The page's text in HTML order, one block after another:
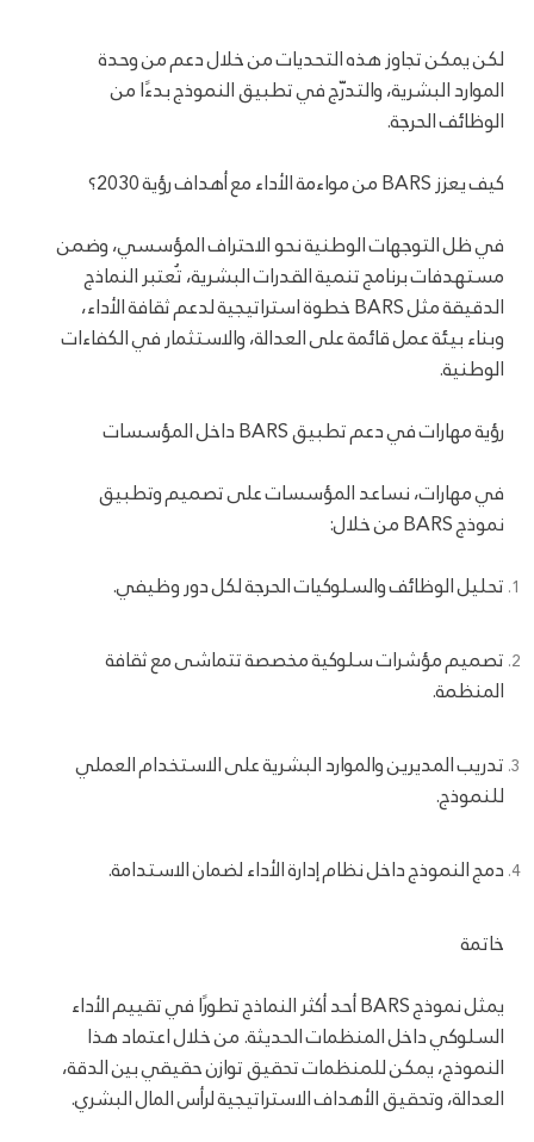
لكن يمكن تجاوز هذه التحديات من خلال دعم من وحدة
الموارد البشرية، والتدرّج في تطبيق النموذج بدءًا من
الوظائف الحرجة.
كيف يعزز BARS من مواءمة الأداء مع أهداف رؤية 2030؟
في ظل التوجهات الوطنية نحو الاحتراف المؤسسي، وضمن
مستهدفات برنامج تنمية القدرات البشرية، تُعتبر النماذج
الدقيقة مثل BARS خطوة استراتيجية لدعم ثقافة الأداء،
وبناء بيئة عمل قائمة على العدالة، والاستثمار في الكفاءات
الوطنية.
رؤية مهارات في دعم تطبيق BARS داخل المؤسسات
في مهارات، نساعد المؤسسات على تصميم وتطبيق
نموذج BARS من خلال:
تحليل الوظائف والسلوكيات الحرجة لكل دور وظيفي.
تصميم مؤشرات سلوكية مخصصة تتماشى مع ثقافة
المنظمة.
تدريب المديرين والموارد البشرية على الاستخدام العملي
للنموذج.
دمج النموذج داخل نظام إدارة الأداء لضمان الاستدامة.
خاتمة
يمثل نموذج BARS أحد أكثر النماذج تطورًا في تقييم الأداء
السلوكي داخل المنظمات الحديثة. من خلال اعتماد هذا
النموذج، يمكن للمنظمات تحقيق توازن حقيقي بين الدقة،
العدالة، وتحقيق الأهداف الاستراتيجية لرأس المال البشري.